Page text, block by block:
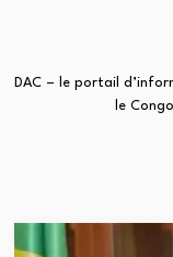
À QUAND
DAC – le portail
le